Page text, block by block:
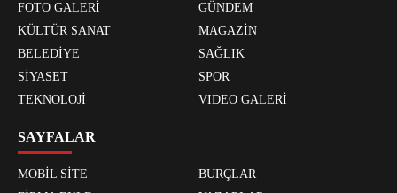
FOTO GALERİ
GÜNDEM
KÜLTÜR SANAT
MAGAZİN
BELEDİYE
SAĞLIK
SİYASET
SPOR
TEKNOLOJİ
VIDEO GALERİ
SAYFALAR
MOBİL SİTE
BURÇLAR